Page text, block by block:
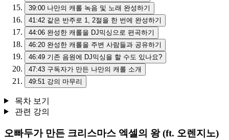
39:00 나만의 캐롤 녹음 및 노래 완성하기
41:42 같은 반주로 1, 2절을 한 번에 완성하기
44:06 완성한 캐롤을 DJ믹싱으로 편곡하기
46:20 완성한 캐롤을 주변 사람들과 공유하기
46:49 기존 음원에 DJ믹싱을 할 수도 있나요?
47:43 구독자가 만든 나만의 캐롤 소개
49:51 강의 마무리
목차 보기
관련 강의
오빠두가 만든 크리스마스 엑셀의 왕 (ft. 오렌지노)